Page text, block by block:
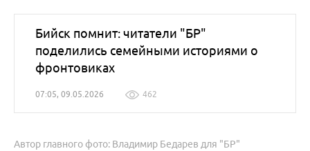
Бийск помнит: читатели "БР"
поделились семейными историями о
фронтовиках
07:05, 09.05.2026 462
Автор главного фото: Владимир Бедарев для "БР"